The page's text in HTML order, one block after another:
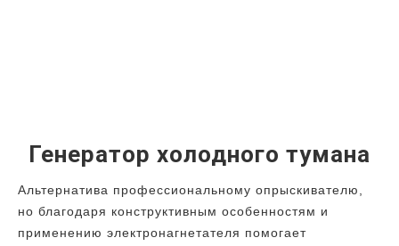
Генератор холодного тумана
Альтернатива профессиональному опрыскивателю,
но благодаря конструктивным особенностям и
применению электронагнетателя помогает